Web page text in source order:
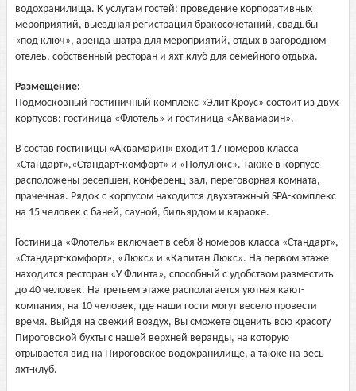
водохранилища. К услугам гостей: проведение корпоративных
мероприятий, выездная регистрация бракосочетаний, свадьбы
«под ключ», аренда шатра для мероприятий, отдых в загородном
отелеь, собственный ресторан и яхт-клуб для семейного отдыха.
Размещение:
Подмосковный гостиничный комплекс «Элит Кроус» состоит из двух
корпусов: гостиница «Флотель» и гостиница «Аквамарин».
В состав гостиницы «Аквамарин» входит 17 номеров класса
«Стандарт»,«Стандарт-комфорт» и «Полулюкс». Также в корпусе
расположены ресепшен, конференц-зал, переговорная комната,
прачечная. Рядок с корпусом находится двухэтажный SPA-комплекс
на 15 человек с баней, сауной, бильярдом и караоке.
Гостиница «Флотель» включает в себя 8 номеров класса «Стандарт»,
«Стандарт-комфорт», «Люкс» и «Капитан Люкс». На первом этаже
находится ресторан «У Флинта», способный с удобством разместить
до 40 человек. На третьем этаже располагается уютная кают-
компания, на 10 человек, где наши гости могут весело провести
время. Выйдя на свежий воздух, Вы сможете оценить всю красоту
Пироговской бухты с нашей верхней веранды, на которую
отрывается вид на Пироговское водохранилище, а также на весь
яхт-клуб.